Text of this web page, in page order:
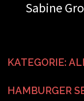
Sabine
KATEGORIE:
HAMBURGER